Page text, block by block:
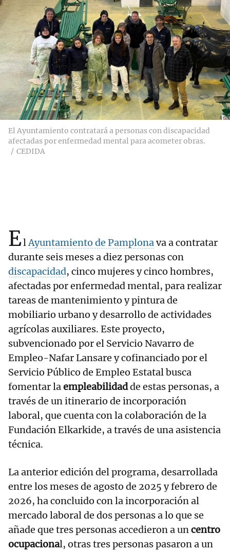
El Ayuntamiento contratará a personas con discapacidad
afectadas por enfermedad mental para acometer obras.
CEDIDA
ElAyuntamiento de Pamplonava a contratar
durante seis meses a diez personas con
discapacidad, cinco mujeres y cinco hombres,
afectadas por enfermedad mental, para realizar
tareas de mantenimiento y pintura de
mobiliario urbano y desarrollo de actividades
agrícolas auxiliares. Este proyecto,
subvencionado por el Servicio Navarro de
Empleo-Nafar Lansare y cofinanciado por el
Servicio Público de Empleo Estatal busca
fomentar laempleabilidadde estas personas, a
través de un itinerario de incorporación
laboral, que cuenta con la colaboración de la
Fundación Elkarkide, a través de una asistencia
técnica.
La anterior edición del programa, desarrollada
entre los meses de agosto de 2025 y febrero de
2026, ha concluido con la incorporación al
mercado laboral de dos personas a lo que se
añade que tres personas accedieron a uncentro
ocupacional, otras tres personas pasaron a un